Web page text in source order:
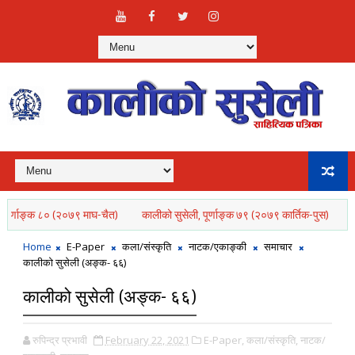
८० (२०७९ माघ-चैत) कालीको सुसेली, पूर्णाङ्क ७९ (२०७९ कार्तिक-पुस)
Home E-Paper कला/संस्कृति नाटक/एकाङ्की
समाचार
कालीको सुसेली (अङ्क- ६६)
कालीको सुसेली (अङ्क- ६६)
रुपिन्द्र प्रभावी February 22, 2021 E-Paper, कला/संस्कृति, नाटक/